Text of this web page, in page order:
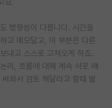
방향성이 다릅니다. 시간을
고 메모달고, 이 부분은 다른
내고 스스로 고쳐오게 하죠.
리, 흐름에 대해 계속 서로 얘
와서 검토 해달라고 할때 발